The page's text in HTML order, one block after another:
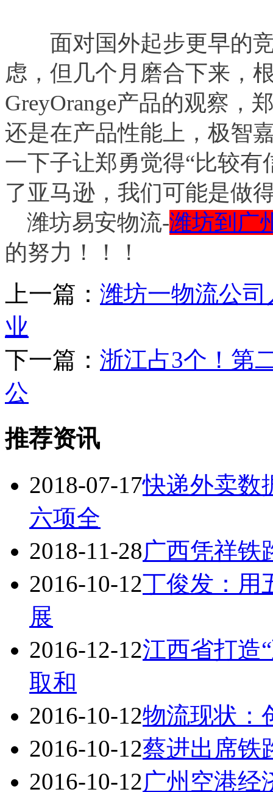
面对国外起步更早的竞
虑，但几个月磨合下来，
GreyOrange产品的观察，
还是在产品性能上，极智
一下子让郑勇觉得“比较有
了亚马逊，我们可能是做
潍坊易安物流-潍坊到广
的努力！！！
上一篇： 潍坊一物流公
业
下一篇： 浙江占3个！第
公
推荐资讯
2018-07-17快递外卖数
六项全
2018-11-28广西凭祥铁
2016-10-12丁俊发：用
展
2016-12-12江西省打造
取和
2016-10-12物流现状：
2016-10-12蔡进出席铁
2016-10-12广州空港经